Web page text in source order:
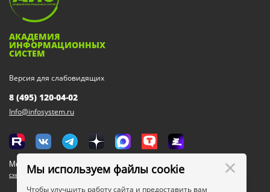
АКАДЕМИЯ
ИНФОРМАЦИОННЫХ
СИСТЕМ
Версия для слабовидящих
8 (495) 120-04-02
Info@infosystem.ru
Москва, 111123, ул. Плеханова, 4а
схема проезда
Мы используем файлы cookie
Чтобы улучшить работу сайта и предоставить вам